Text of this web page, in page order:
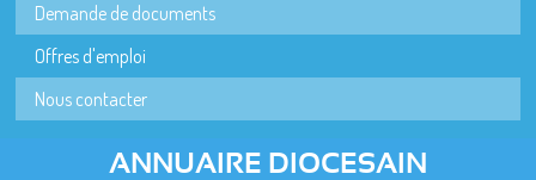
Demande de documents
Offres d'emploi
Nous contacter
ANNUAIRE DIOCESAIN